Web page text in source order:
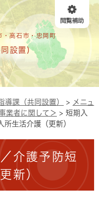
て本文へ
・高石市・忠岡町
設置)
導課（共同設置） > メニュ
業者に関して＞ > 短期入
生活介護（更新）
介護予防短
新）